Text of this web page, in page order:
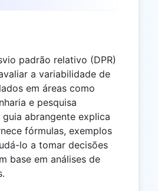
padrão relativo (DPR)
a variabilidade de
em áreas como
e pesquisa
abrangente explica
fórmulas, exemplos
lo a tomar decisões
base em análises de